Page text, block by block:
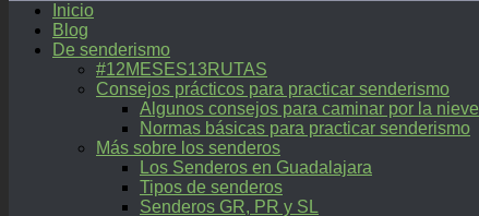
Inicio
Blog
De senderismo
#12MESES13RUTAS
Consejos prácticos para practicar senderismo
Algunos consejos para caminar por la nieve
Normas básicas para practicar senderismo
Más sobre los senderos
Los Senderos en Guadalajara
Tipos de senderos
Senderos GR, PR y SL